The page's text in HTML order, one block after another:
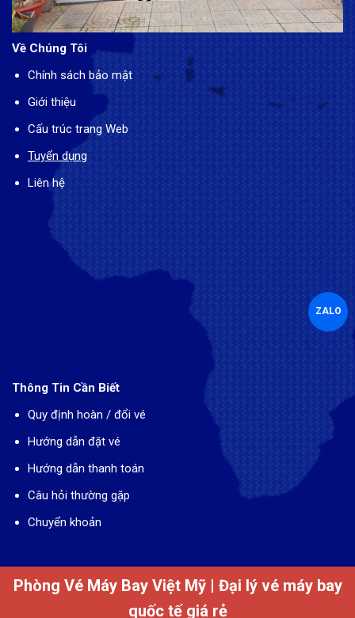
Về Chúng Tôi
Chính sách bảo mật
Giới thiệu
Cấu trúc trang Web
Tuyển dụng
Liên hệ
Thông Tin Cần Biết
Quy định hoàn / đổi vé
Hướng dẫn đặt vé
Hướng dẫn thanh toán
Câu hỏi thường gặp
Chuyển khoản
ZALO
Phòng Vé Máy Bay Việt Mỹ| Đại lý vé máy bay
quốc tế giá rẻ